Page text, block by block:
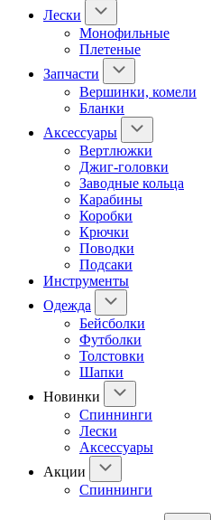
Лески
Монофильные
Плетеные
Запчасти
Вершинки, комели
Бланки
Аксессуары
Вертлюжки
Джиг-головки
Заводные кольца
Карабины
Коробки
Крючки
Поводки
Подсаки
Инструменты
Одежда
Бейсболки
Футболки
Толстовки
Шапки
Новинки
Спиннинги
Лески
Аксессуары
Акции
Спиннинги